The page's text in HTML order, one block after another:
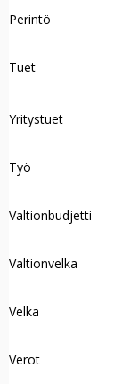
Perintö
Tuet
Yritystuet
Työ
Valtionbudjetti
Valtionvelka
Velka
Verot